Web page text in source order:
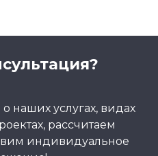
наших услугах, видах
рассчитаем
индивидуальное